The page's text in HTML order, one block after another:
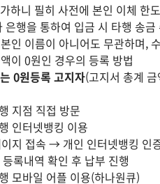
하니 필히 사전에 본인 이체 한
행을 통하여 입금 시 타행 송금
인 이름이 아니어도 무관하며,
이 0원인 경우의 등록 방법
0원등록 고지자(고지서 총계
지점 직접 방문
인터넷뱅킹 이용
접속 → 개인 인터넷뱅킹 인
록내역 확인 후 납부 진행
모바일 어플 이용(하나원큐)